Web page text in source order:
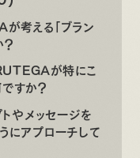
考える「ブラン
が特にこ
すか？
やメッセージを
にアプローチして